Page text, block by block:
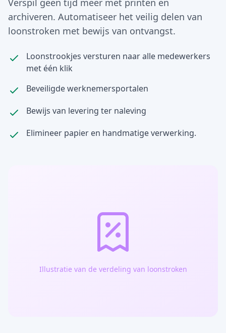
Verspil geen tijd meer met printen en
archiveren. Automatiseer het veilig delen van
loonstroken met bewijs van ontvangst.
Loonstrookjes versturen naar alle medewerkers
met één klik
Beveiligde werknemersportalen
Bewijs van levering ter naleving
Elimineer papier en handmatige verwerking.
Illustratie van de verdeling van loonstroken